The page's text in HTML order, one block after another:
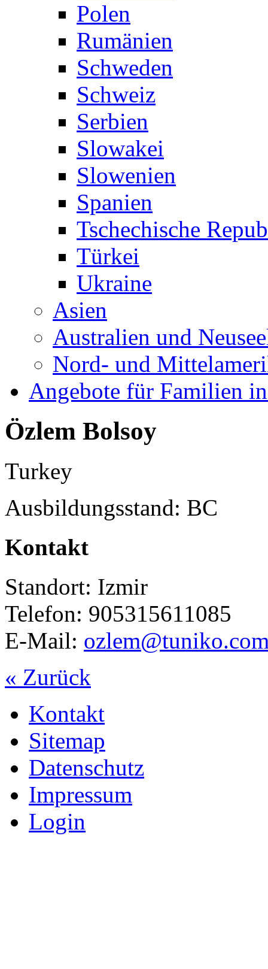
Polen
Rumänien
Schweden
Schweiz
Serbien
Slowakei
Slowenien
Spanien
Tschechische
Türkei
Ukraine
Asien
Australien und
Nord- und
Angebote für Familien
Özlem Bolsoy
Turkey
Ausbildungsstand: BC
Kontakt
Standort: Izmir
Telefon: 905315611085
E-Mail:
« Zurück
Kontakt
Sitemap
Datenschutz
Impressum
Login